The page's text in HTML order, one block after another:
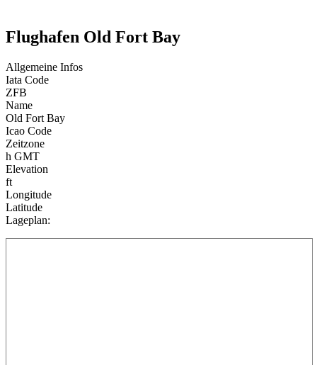
Flughafen Old Fort Bay
Allgemeine Infos
Iata Code
ZFB
Name
Old Fort Bay
Icao Code
Zeitzone
h GMT
Elevation
ft
Longitude
Latitude
Lageplan: